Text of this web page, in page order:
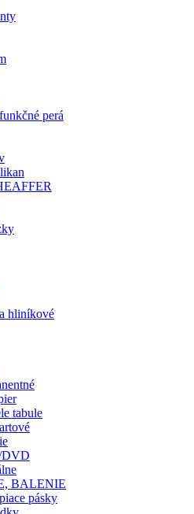
perá
hliníkové
tabule
DVD
BALENIE
pásky